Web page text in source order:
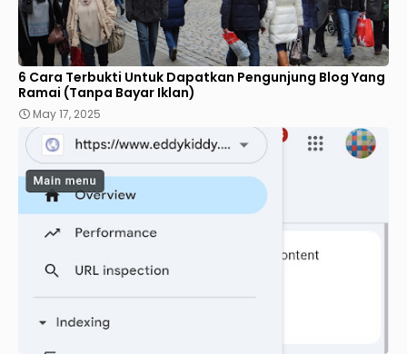
6 Cara Terbukti Untuk Dapatkan Pengunjung Blog Yang
Ramai (Tanpa Bayar Iklan)
May 17, 2025